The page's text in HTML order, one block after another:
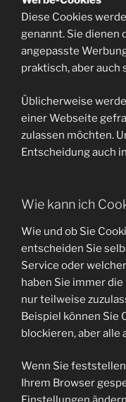
Diese Cookies
genannt. Sie dienen
angepasste
praktisch, aber auch
Üblicherweise
einer Webseite
zulassen möchten.
Entscheidung auch
Wie kann ich
Wie und ob Sie
entscheiden Sie
Service oder
haben Sie immer
nur teilweise
Beispiel können Sie
blockieren, aber alle
Wenn Sie
Ihrem Browser